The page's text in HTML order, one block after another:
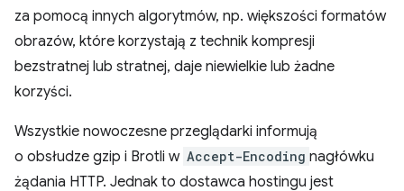
za pomocą innych algorytmów, np. większości formatów
obrazów, które korzystają z technik kompresji
bezstratnej lub stratnej, daje niewielkie lub żadne
korzyści.
Wszystkie nowoczesne przeglądarki informują
o obsłudze gzip i Brotli w Accept-Encoding nagłówku
żądania HTTP. Jednak to dostawca hostingu jest